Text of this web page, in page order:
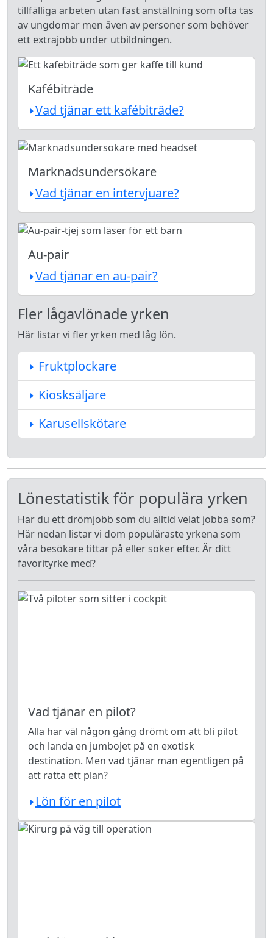
tillfälliga arbeten utan fast anställning som ofta tas
av ungdomar men även av personer som behöver
ett extrajobb under utbildningen.
Kafébiträde
Vad tjänar ett kafébiträde?
Marknadsundersökare
Vad tjänar en intervjuare?
Au-pair
Vad tjänar en au-pair?
Fler lågavlönade yrken
Här listar vi fler yrken med låg lön.
Fruktplockare
Kiosksäljare
Karusellskötare
Lönestatistik för populära yrken
Har du ett drömjobb som du alltid velat jobba som?
Här nedan listar vi dom populäraste yrkena som
våra besökare tittar på eller söker efter. Är ditt
favorityrke med?
Vad tjänar en pilot?
Alla har väl någon gång drömt om att bli pilot
och landa en jumbojet på en exotisk
destination. Men vad tjänar man egentligen på
att ratta ett plan?
Lön för en pilot